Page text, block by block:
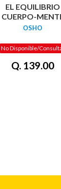
EL EQUILIBRIO
CUERPO-
OSHO
No Disponible/
Q. 139.00